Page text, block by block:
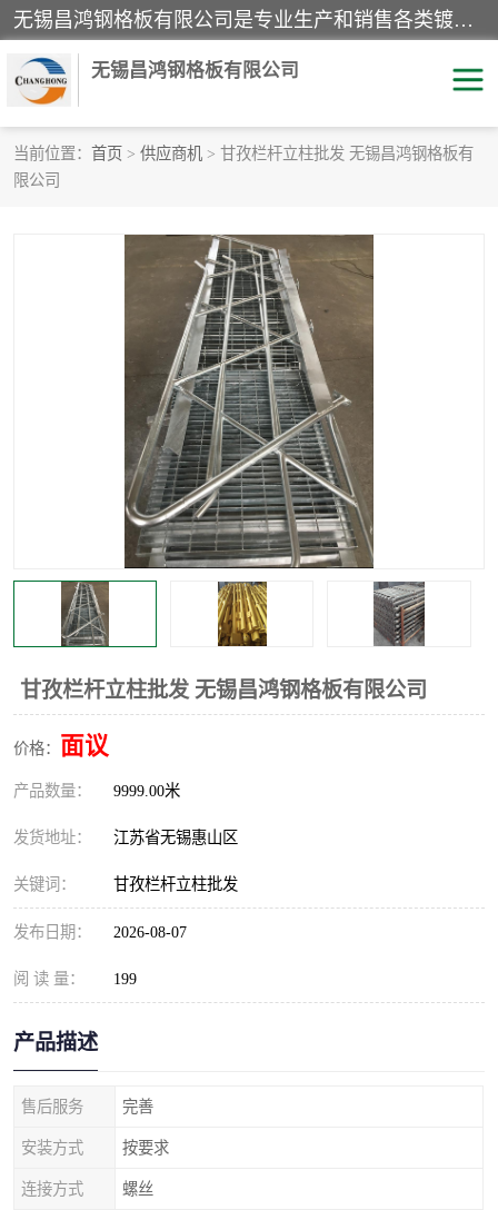
无锡昌鸿钢格板有限公司是专业生产和销售各类镀锌钢格板、镀锌钢格栅、不锈钢钢格及其相关产品的现代化企业。公司产品广泛运用于石油、化工、港口、电力、运输、造纸、医药、钢铁、食品、市政、房地产、制造业等各个领域。
无锡昌鸿钢格板有限公司
当前位置： 首页 > 供应商机 > 甘孜栏杆立柱批发 无锡昌鸿钢格板有
限公司
甘孜栏杆立柱批发 无锡昌鸿钢格板有限公司
价格： 面议
产品数量： 9999.00米
发货地址： 江苏省无锡惠山区
关键词： 甘孜栏杆立柱批发
发布日期： 2026-08-07
阅 读 量： 199
产品描述
售后服务 完善
安装方式 按要求
连接方式 螺丝
镀锌钢格板
水沟盖板
钢格栅
钢格板
复合钢格板
钢格栅踏步板 插接钢格板